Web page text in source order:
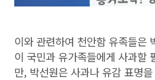
이와 관련하여 천안함 유족들은
이 국민과 유가족들에게 사과할
만, 박선원은 사과나 유감 표명